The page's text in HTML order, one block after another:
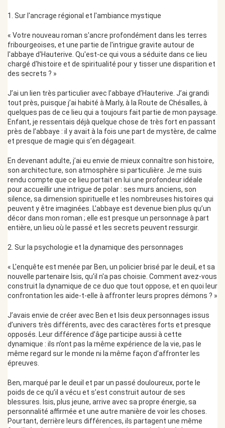
1. Sur l'ancrage régional et l'ambiance mystique
« Votre nouveau roman s'ancre profondément dans les terres
fribourgeoises, et une partie de l'intrigue gravite autour de
l'abbaye d'Hauterive. Qu'est-ce qui vous a séduite dans ce lieu
chargé d'histoire et de spiritualité pour y tisser une disparition et
des secrets ? »
J’ai un lien très particulier avec l’abbaye d’Hauterive. J’ai grandi
tout près, puisque j’ai habité à Marly, à la Route de Chésalles, à
quelques pas de ce lieu qui a toujours fait partie de mon paysage.
Enfant, je ressentais déjà quelque chose de très fort en passant
près de l’abbaye : il y avait à la fois une part de mystère, de calme
et presque de magie qui s’en dégageait.
En devenant adulte, j’ai eu envie de mieux connaître son histoire,
son architecture, son atmosphère si particulière. Je me suis
rendu compte que ce lieu portait en lui une profondeur idéale
pour accueillir une intrigue de polar : ses murs anciens, son
silence, sa dimension spirituelle et les nombreuses histoires qui
peuvent y être imaginées. L’abbaye est devenue bien plus qu’un
décor dans mon roman ; elle est presque un personnage à part
entière, un lieu où le passé et les secrets peuvent ressurgir.
2. Sur la psychologie et la dynamique des personnages
« L'enquête est menée par Ben, un policier brisé par le deuil, et sa
nouvelle partenaire Isis, qu'il n'a pas choisie. Comment avez-vous
construit la dynamique de ce duo que tout oppose, et en quoi leur
confrontation les aide-t-elle à affronter leurs propres démons ? »
J’avais envie de créer avec Ben et Isis deux personnages issus
d’univers très différents, avec des caractères forts et presque
opposés. Leur différence d’âge participe aussi à cette
dynamique : ils n’ont pas la même expérience de la vie, pas le
même regard sur le monde ni la même façon d’affronter les
épreuves.
Ben, marqué par le deuil et par un passé douloureux, porte le
poids de ce qu’il a vécu et s’est construit autour de ses
blessures. Isis, plus jeune, arrive avec sa propre énergie, sa
personnalité affirmée et une autre manière de voir les choses.
Pourtant, derrière leurs différences, ils partagent une même